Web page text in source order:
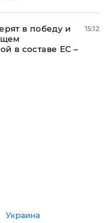
в победу и
в составе ЕС –
15:12
Украина